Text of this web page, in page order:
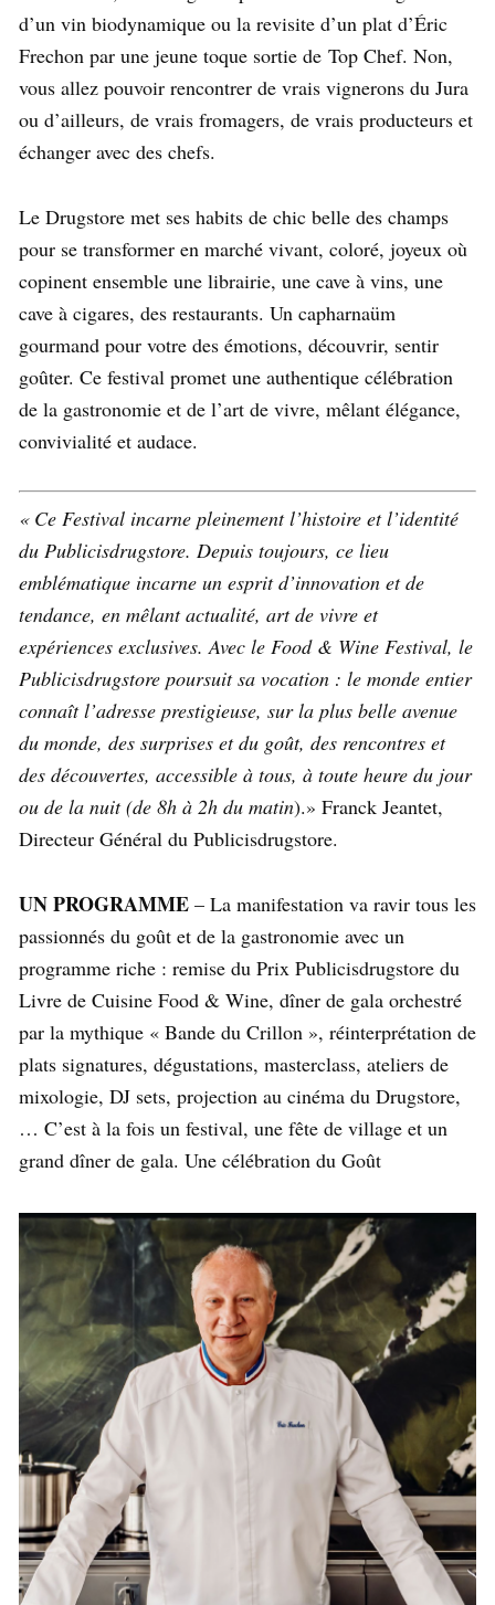
d’un vin biodynamique ou la revisite d’un plat d’Éric
Frechon par une jeune toque sortie de Top Chef. Non,
vous allez pouvoir rencontrer de vrais vignerons du Jura
ou d’ailleurs, de vrais fromagers, de vrais producteurs et
échanger avec des chefs.
Le Drugstore met ses habits de chic belle des champs
pour se transformer en marché vivant, coloré, joyeux où
copinent ensemble une librairie, une cave à vins, une
cave à cigares, des restaurants. Un capharnaüm
gourmand pour votre des émotions, découvrir, sentir
goûter. Ce festival promet une authentique célébration
de la gastronomie et de l’art de vivre, mêlant élégance,
convivialité et audace.
« Ce Festival incarne pleinement l’histoire et l’identité
du Publicisdrugstore. Depuis toujours, ce lieu
emblématique incarne un esprit d’innovation et de
tendance, en mêlant actualité, art de vivre et
expériences exclusives. Avec le Food & Wine Festival, le
Publicisdrugstore poursuit sa vocation : le monde entier
connaît l’adresse prestigieuse, sur la plus belle avenue
du monde, des surprises et du goût, des rencontres et
des découvertes, accessible à tous, à toute heure du jour
ou de la nuit (de 8h à 2h du matin).» Franck Jeantet,
Directeur Général du Publicisdrugstore.
UN PROGRAMME – La manifestation va ravir tous les
passionnés du goût et de la gastronomie avec un
programme riche : remise du Prix Publicisdrugstore du
Livre de Cuisine Food & Wine, dîner de gala orchestré
par la mythique « Bande du Crillon », réinterprétation de
plats signatures, dégustations, masterclass, ateliers de
mixologie, DJ sets, projection au cinéma du Drugstore,
… C’est à la fois un festival, une fête de village et un
grand dîner de gala. Une célébration du Goût